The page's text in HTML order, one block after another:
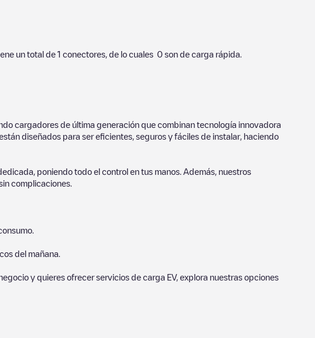
un total de 1 conectores, de lo cuales 0 son de carga rápida.
cargadores de última generación que combinan tecnología innovadora
diseñados para ser eficientes, seguros y fáciles de instalar, haciendo
poniendo todo el control en tus manos. Además, nuestros
complicaciones.
del mañana.
y quieres ofrecer servicios de carga EV, explora nuestras opciones